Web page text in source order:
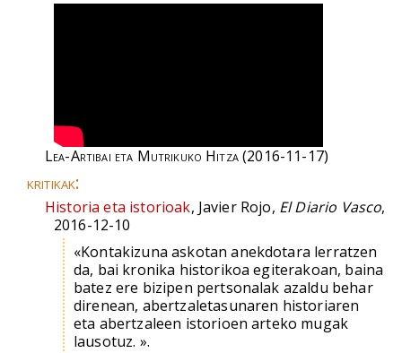
Lea-Artibai eta Mutrikuko Hitza(2016-11-17)
kritikak:
Historia eta istorioak, Javier Rojo, El Diario Vasco,
2016-12-10
«Kontakizuna askotan anekdotara lerratzen
da, bai kronika historikoa egiterakoan, baina
batez ere bizipen pertsonalak azaldu behar
direnean, abertzaletasunaren historiaren
eta abertzaleen istorioen arteko mugak
lausotuz. ».